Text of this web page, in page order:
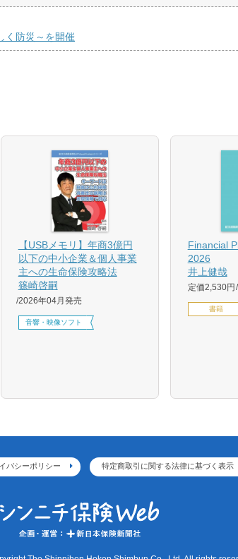
く防災～を開催
【USBメモリ】年商3億円
以下の中小企業＆個人事業
主への生命保険攻略法
篠崎啓嗣
2026年04月発売
音響・映像ソフト
Financial
2026
井上健哉
定価2,530円
書籍
バシーポリシー 特定商取引に関する法律に基づく表示